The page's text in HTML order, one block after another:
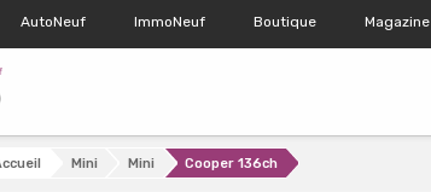
AutoNeuf ImmoNeuf Boutique Magazine
Mini Mini Cooper 136ch